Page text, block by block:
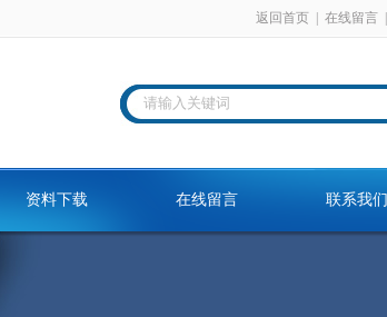
返回首页 在线留言
资料下载 在线留言 联系我们